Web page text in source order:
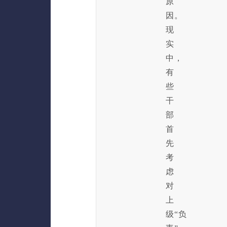
因。
现
实
中，
有
些
干
部
首
先
考
虑
对
上
级“负